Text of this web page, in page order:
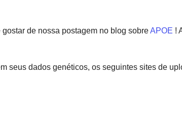
de nossa postagem no blog sobreAPOE !
seus dados genéticos, os seguintes sites de